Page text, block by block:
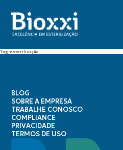
Tag: esterilização
BLOG
SOBRE A EMPRESA
TRABALHE CONOSCO
COMPLIANCE
PRIVACIDADE
TERMOS DE USO